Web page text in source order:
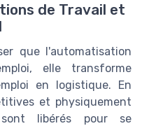
de Travail et
que l'automatisation
elle transforme
en logistique. En
et physiquement
sont libérés pour se